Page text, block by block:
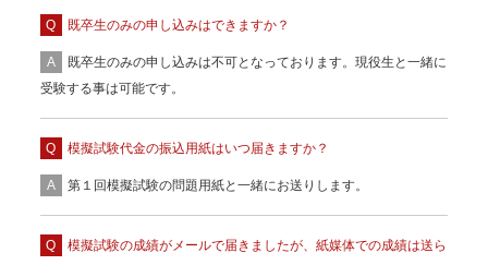
既卒生のみの申し込みはできますか？
既卒生のみの申し込みは不可となっております。現役生と一緒に
受験する事は可能です。
模擬試験代金の振込用紙はいつ届きますか？
第１回模擬試験の問題用紙と一緒にお送りします。
模擬試験の成績がメールで届きましたが、紙媒体での成績は送ら